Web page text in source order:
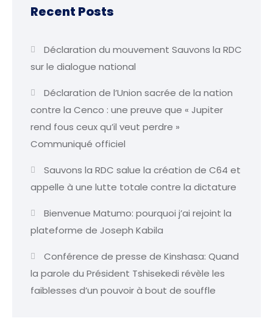
Recent Posts
Déclaration du mouvement Sauvons la RDC
sur le dialogue national
Déclaration de l’Union sacrée de la nation
contre la Cenco : une preuve que « Jupiter
rend fous ceux qu’il veut perdre »
Communiqué officiel
Sauvons la RDC salue la création de C64 et
appelle à une lutte totale contre la dictature
Bienvenue Matumo: pourquoi j’ai rejoint la
plateforme de Joseph Kabila
Conférence de presse de Kinshasa: Quand
la parole du Président Tshisekedi révèle les
faiblesses d’un pouvoir à bout de souffle